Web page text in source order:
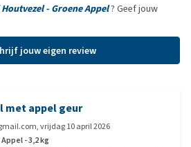
- Groene Appel? Geef jouw
jouw eigen review
met appel geur
,vrijdag 10 april 2026
- 3,2 kg